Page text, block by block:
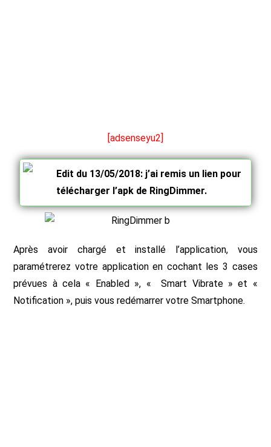
[adsenseyu2]
Edit du 13/05/2018: j’ai remis un lien pour
télécharger l’apk de RingDimmer.
Après avoir chargé et installé l’application, vous
paramétrerez votre application en cochant les 3 cases
prévues à cela « Enabled », « Smart Vibrate » et «
Notification », puis vous redémarrer votre Smartphone.